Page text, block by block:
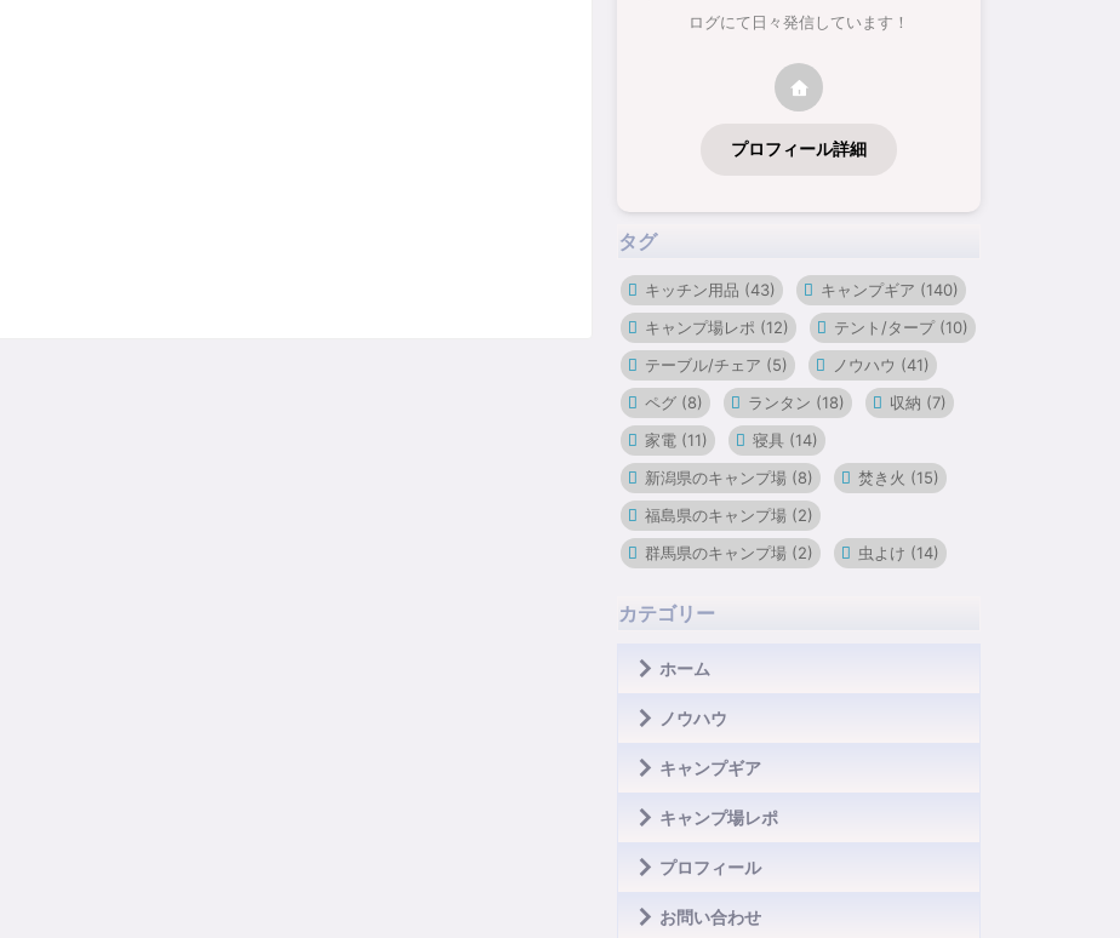
ログにて日々発信しています！
プロフィール詳細
タグ
キッチン用品 (43) キャンプギア (140)
キャンプ場レポ (12) テント/タープ(10)
テーブル/チェア (5) ノウハウ (41)
ペグ (8) ランタン (18) 収納 (7)
家電 (11) 寝具 (14)
新潟県のキャンプ場 (8) 焚き火 (15)
福島県のキャンプ場 (2)
群馬県のキャンプ場 (2) 虫よけ (14)
カテゴリー
ホーム
ノウハウ
キャンプギア
キャンプ場レポ
プロフィール
お問い合わせ